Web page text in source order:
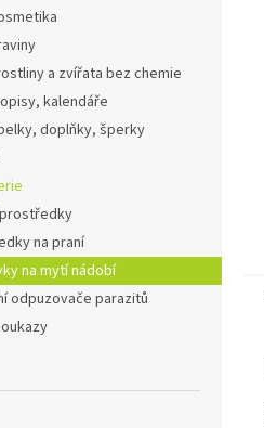
a zvířata bez chemie
kalendáře
doplňky, šperky
na praní
na mytí nádobí
odpuzovače parazitů